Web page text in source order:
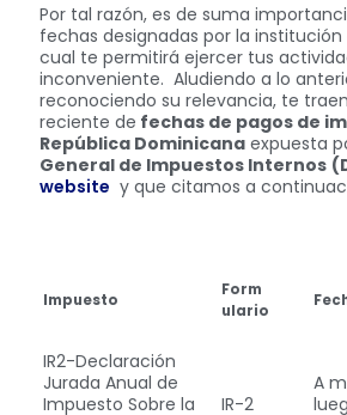
Por tal razón, es de suma
fechas designadas por la
cual te permitirá ejercer tus
inconveniente. Aludiendo a lo
reconociendo su relevancia, te
reciente de fechas de pagos de
República Dominicana expuesta
General de Impuestos Internos
website y que citamos a
​​​Impuesto​
Form​​​​​
ulario
IR2-Declaración
Jurada Anual de
Impuesto Sobre la
IR-2
A